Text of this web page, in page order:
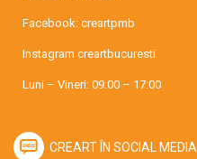
Facebook: creartpmb
Instagram creartbucuresti
Luni – Vineri: 09:00 – 17:00
CREART ÎN SOCIAL MEDIA